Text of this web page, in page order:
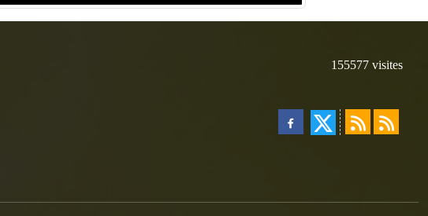
155577 visites